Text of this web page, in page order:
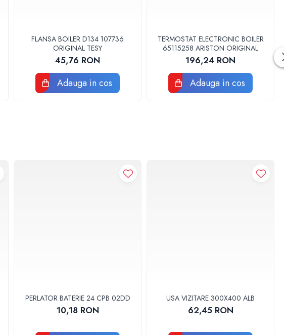
FLANSA BOILER D134 107736
ORIGINAL TESY
45,76 RON
Adauga in cos
TERMOSTAT ELECTRONIC BOILER
65115258 ARISTON ORIGINAL
196,24 RON
Adauga in cos
PERLATOR BATERIE 24 CPB 02DD
10,18 RON
USA VIZITARE 300X400 ALB
62,45 RON